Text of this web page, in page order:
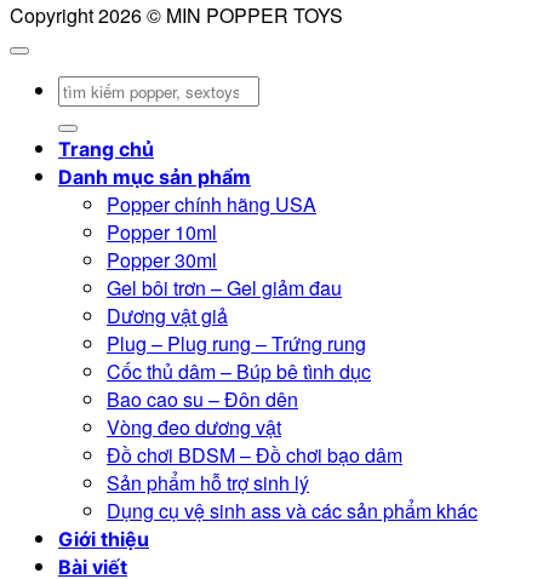
Copyright 2026 © MIN POPPER TOYS
Tìm
Trang chủ
Danh mục sản phẩm
Popper chính hãng USA
Popper 10ml
Popper 30ml
Gel bôi trơn – Gel giảm đau
Dương vật giả
Plug – Plug rung – Trứng rung
Cốc thủ dâm – Búp bê tình dục
Bao cao su – Đôn dên
Vòng đeo dương vật
Đồ chơi BDSM – Đồ chơi bạo dâm
Sản phẩm hỗ trợ sinh lý
Dụng cụ vệ sinh ass và các sản phẩm khác
Giới thiệu
Bài viết